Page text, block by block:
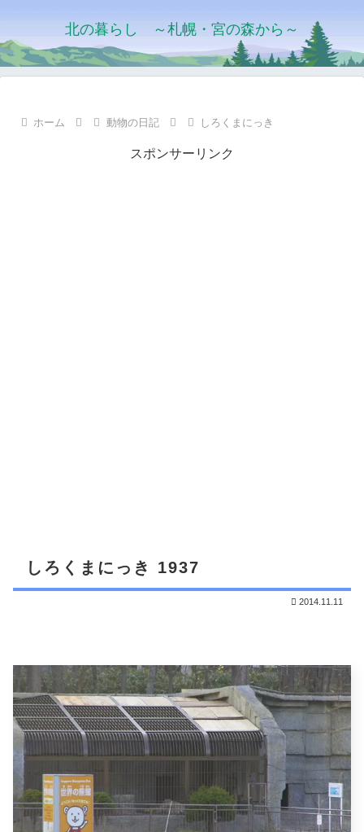
北の暮らし ～札幌・宮の森から～
ホーム 動物の日記 しろくまにっき
スポンサーリンク
しろくまにっき 1937
2014.11.11